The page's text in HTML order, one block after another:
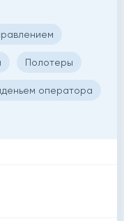
Полотеры
оператора